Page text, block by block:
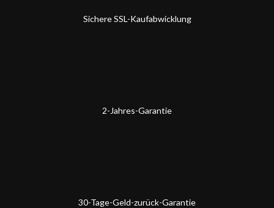
Sichere SSL-Kaufabwicklung
2-Jahres-Garantie
30-Tage-Geld-zurück-Garantie